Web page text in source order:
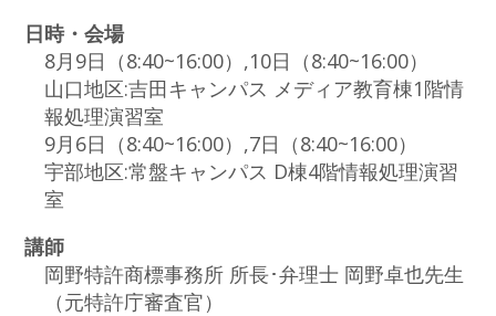
日時・会場
8月9日（8:40~16:00）,10日（8:40~16:00）
山口地区:吉田キャンパス メディア教育棟1階情
報処理演習室
9月6日（8:40~16:00）,7日（8:40~16:00）
宇部地区:常盤キャンパス D棟4階情報処理演習
室
講師
岡野特許商標事務所 所長･弁理士 岡野卓也先生
（元特許庁審査官）